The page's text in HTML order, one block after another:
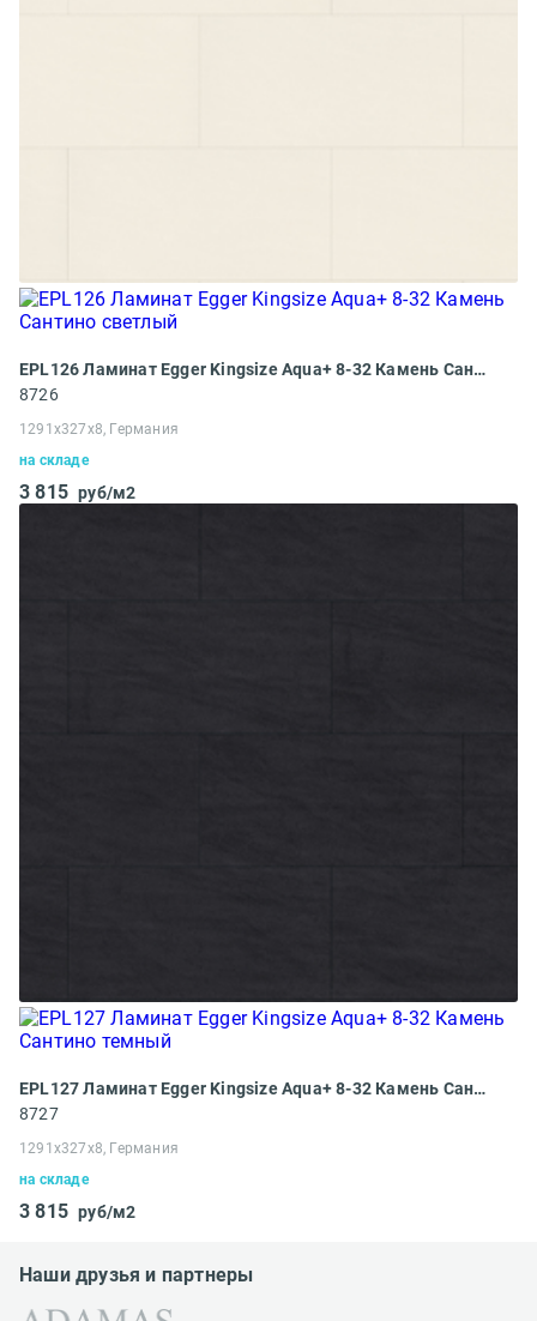
EPL126 Ламинат Egger Kingsize Aqua+ 8-32 Камень Сантино светлый
8726
1291x327х8, Германия
на складе
3 815 руб/м2
EPL127 Ламинат Egger Kingsize Aqua+ 8-32 Камень Сантино темный
8727
1291x327х8, Германия
на складе
3 815 руб/м2
Наши друзья и партнеры